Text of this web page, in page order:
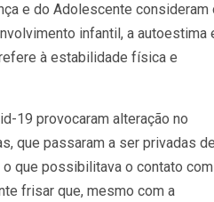
e do Adolescente consideram
infantil, a autoestima
à estabilidade física e
19 provocaram alteração no
que passaram a ser privadas de
que possibilitava o contato com
frisar que, mesmo com a